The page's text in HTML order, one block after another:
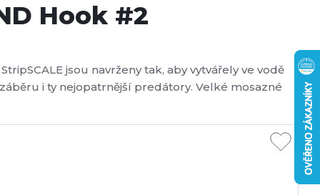
Hook #2
jsou navrženy tak, aby vytvářely ve vodě
i ty nejopatrnější predátory. Velké mosazné
a extrémně ostrým trojháčkem, pro s...